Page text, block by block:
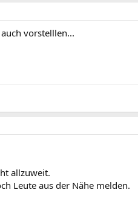
vorstelllen...
allzuweit.
Leute aus der Nähe melden.